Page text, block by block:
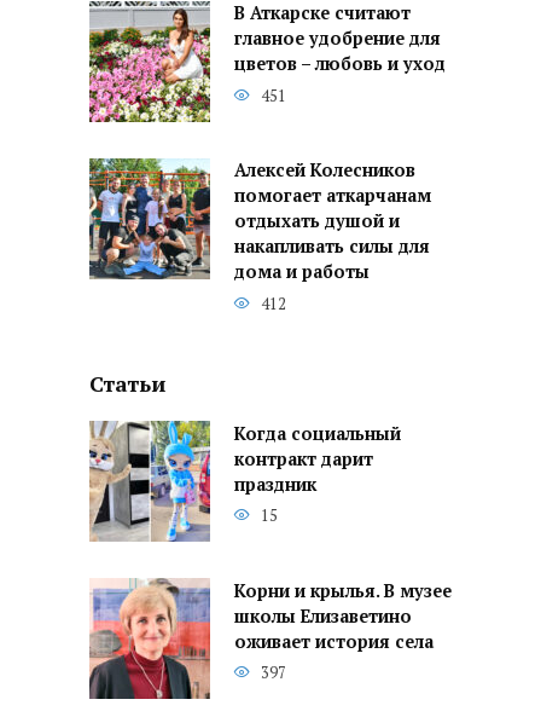
В Аткарске считают
главное удобрение для
цветов – любовь и уход
451
Алексей Колесников
помогает аткарчанам
отдыхать душой и
накапливать силы для
дома и работы
412
Статьи
Когда социальный
контракт дарит
праздник
15
Корни и крылья. В музее
школы Елизаветино
оживает история села
397